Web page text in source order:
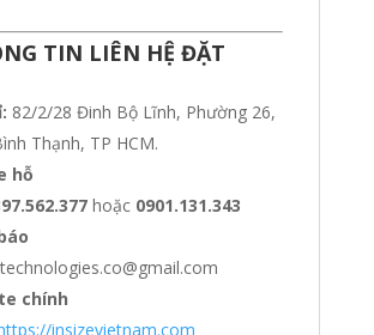
TIN LIÊN HỆ ĐẶT
82/2/28 Đinh Bộ Lĩnh, Phường 26,
Thạnh, TP HCM.
hỗ
hoặc 0901.131.343
chính
insizevietnam.com